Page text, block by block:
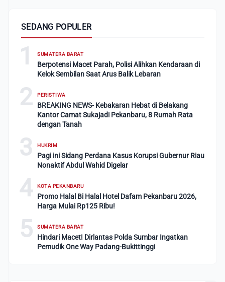
SEDANG POPULER
1 SUMATERA BARAT
Berpotensi Macet Parah, Polisi Alihkan Kendaraan di
Kelok Sembilan Saat Arus Balik Lebaran
2 PERISTIWA
BREAKING NEWS- Kebakaran Hebat di Belakang
Kantor Camat Sukajadi Pekanbaru, 8 Rumah Rata
dengan Tanah
3 HUKRIM
Pagi ini Sidang Perdana Kasus Korupsi Gubernur Riau
Nonaktif Abdul Wahid Digelar
4 KOTA PEKANBARU
Promo Halal Bi Halal Hotel Dafam Pekanbaru 2026,
Harga Mulai Rp125 Ribu!
5 SUMATERA BARAT
Hindari Macet! Dirlantas Polda Sumbar Ingatkan
Pemudik One Way Padang-Bukittinggi